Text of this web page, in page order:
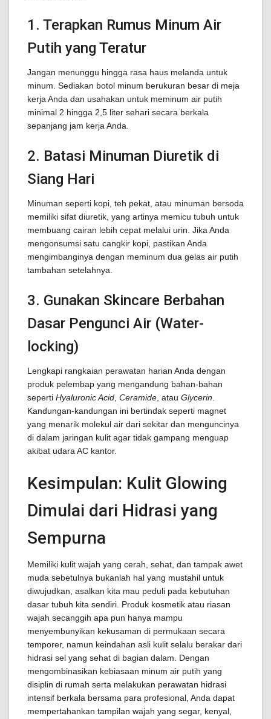
1. Terapkan Rumus Minum Air
Putih yang Teratur
Jangan menunggu hingga rasa haus melanda untuk
minum. Sediakan botol minum berukuran besar di meja
kerja Anda dan usahakan untuk meminum air putih
minimal 2 hingga 2,5 liter sehari secara berkala
sepanjang jam kerja Anda.
2. Batasi Minuman Diuretik di
Siang Hari
Minuman seperti kopi, teh pekat, atau minuman bersoda
memiliki sifat diuretik, yang artinya memicu tubuh untuk
membuang cairan lebih cepat melalui urin. Jika Anda
mengonsumsi satu cangkir kopi, pastikan Anda
mengimbanginya dengan meminum dua gelas air putih
tambahan setelahnya.
3. Gunakan Skincare Berbahan
Dasar Pengunci Air (Water-
locking)
Lengkapi rangkaian perawatan harian Anda dengan
produk pelembap yang mengandung bahan-bahan
seperti Hyaluronic Acid Ceramide , atau Glycerin
Kandungan-kandungan ini bertindak seperti magnet
yang menarik molekul air dari sekitar dan menguncinya
di dalam jaringan kulit agar tidak gampang menguap
akibat udara AC kantor.
Kesimpulan: Kulit Glowing
Dimulai dari Hidrasi yang
Sempurna
Memiliki kulit wajah yang cerah, sehat, dan tampak awet
muda sebetulnya bukanlah hal yang mustahil untuk
diwujudkan, asalkan kita mau peduli pada kebutuhan
dasar tubuh kita sendiri. Produk kosmetik atau riasan
wajah secanggih apa pun hanya mampu
menyembunyikan kekusaman di permukaan secara
temporer, namun keindahan asli kulit selalu berakar dari
hidrasi sel yang sehat di bagian dalam. Dengan
mengombinasikan kebiasaan minum air putih yang
disiplin di rumah serta melakukan perawatan hidrasi
intensif berkala bersama para profesional, Anda dapat
mempertahankan tampilan wajah yang segar, kenyal,